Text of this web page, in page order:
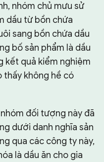
nhóm chủ mưu sử
dầu từ bồn chứa
sang bồn chứa dầu
bố sản phẩm là dầu
kết quả kiểm nghiệm
thấy không hề có
đối tượng này đã
dưới danh nghĩa sản
qua các công ty này,
là dầu ăn cho gia